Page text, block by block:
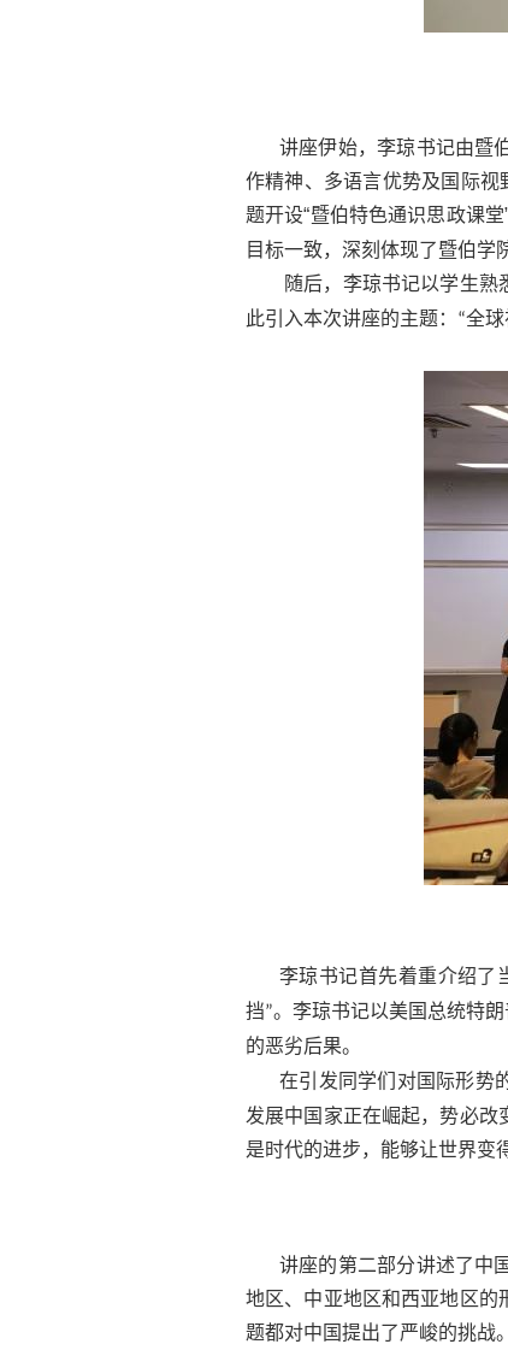
讲座伊始，李琼书记由暨
作精神、多语言优势及国际
题开设“暨伯特色通识思政课
目标一致，深刻体现了暨伯学
随后，李琼书记以学生熟
此引入本次讲座的主题： “全
李琼书记首先着重介绍了
挡”。李琼书记以美国总统特
的恶劣后果。
在引发同学们对国际形势
发展中国家正在崛起，势必
是时代的进步，能够让世界变
讲座的第二部分讲述了中
地区、中亚地区和西亚地区的
题都对中国提出了严峻的挑战。